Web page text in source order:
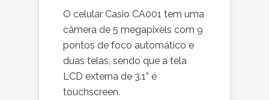
O celular Casio CA001 tem uma
câmera de 5 megapixels com 9
pontos de foco automático e
duas telas, sendo que a tela
LCD externa de 3.1” é
touchscreen.